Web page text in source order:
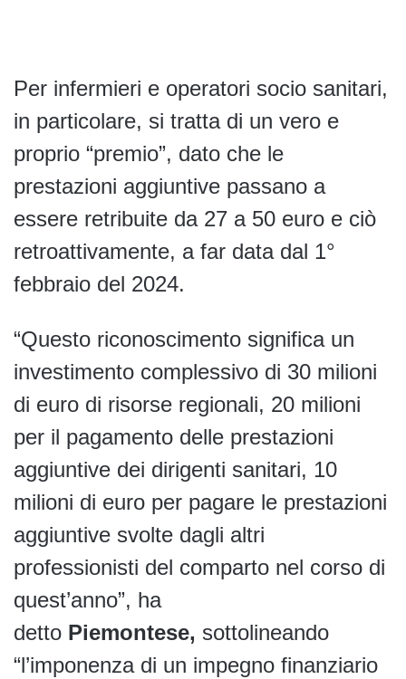
Per infermieri e operatori socio sanitari,
in particolare, si tratta di un vero e
proprio “premio”, dato che le
prestazioni aggiuntive passano a
essere retribuite da 27 a 50 euro e ciò
retroattivamente, a far data dal 1°
febbraio del 2024.
“Questo riconoscimento significa un
investimento complessivo di 30 milioni
di euro di risorse regionali, 20 milioni
per il pagamento delle prestazioni
aggiuntive dei dirigenti sanitari, 10
milioni di euro per pagare le prestazioni
aggiuntive svolte dagli altri
professionisti del comparto nel corso di
quest’anno”, ha
detto Piemontese, sottolineando
“l’imponenza di un impegno finanziario